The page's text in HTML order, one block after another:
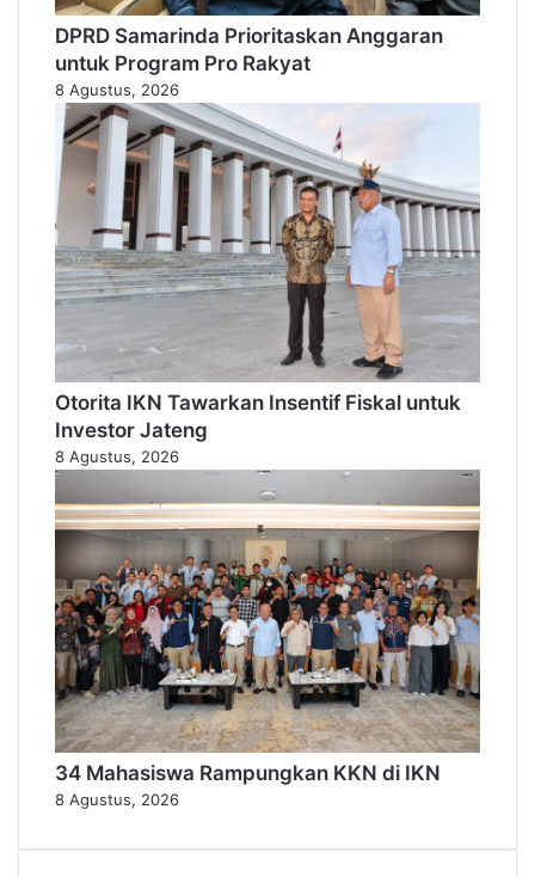
DPRD Samarinda Prioritaskan Anggaran
untuk Program Pro Rakyat
8 Agustus, 2026
Otorita IKN Tawarkan Insentif Fiskal untuk
Investor Jateng
8 Agustus, 2026
34 Mahasiswa Rampungkan KKN di IKN
8 Agustus, 2026